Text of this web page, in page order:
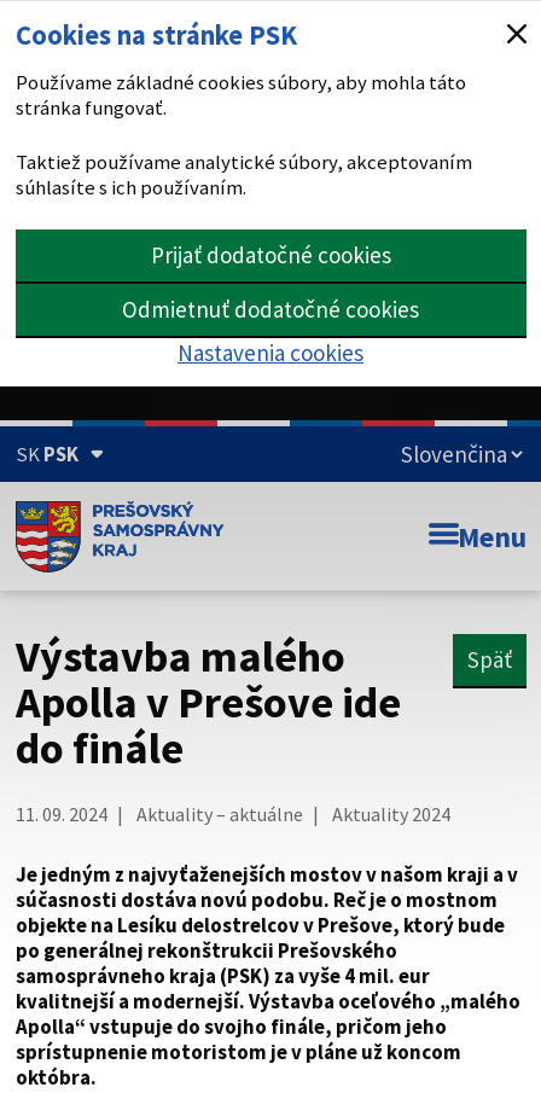
Cookies na stránke PSK
Používame základné cookies súbory, aby mohla táto
stránka fungovať.
Taktiež používame analytické súbory, akceptovaním
súhlasíte s ich používaním.
Prijať dodatočné cookies
Odmietnuť dodatočné cookies
Nastavenia cookies
SKPSK
Doména psk.sk je oficiálna
Toto je oficiálna webová stránka Prešovského
psk.sk.
Táto stránka je zabezpečená
Buďte pozorní a vždy sa uistite, že zdieľate informácie iba
cez zabezpečenú webovú stránku. Zabezpečená stránka
Menu
Výstavba malého
Apolla v Prešove ide
do finále
Späť
11. 09. 2024 Aktuality – aktuálne Aktuality 2024
Je jedným z najvyťaženejších mostov v našom kraji a v
súčasnosti dostáva novú podobu. Reč je o mostnom
objekte na Lesíku delostrelcov v Prešove, ktorý bude
po generálnej rekonštrukcii Prešovského
samosprávneho kraja (PSK) za vyše 4 mil. eur
kvalitnejší a modernejší. Výstavba oceľového „malého
Apolla“ vstupuje do svojho finále, pričom jeho
sprístupnenie motoristom je v pláne už koncom
októbra.